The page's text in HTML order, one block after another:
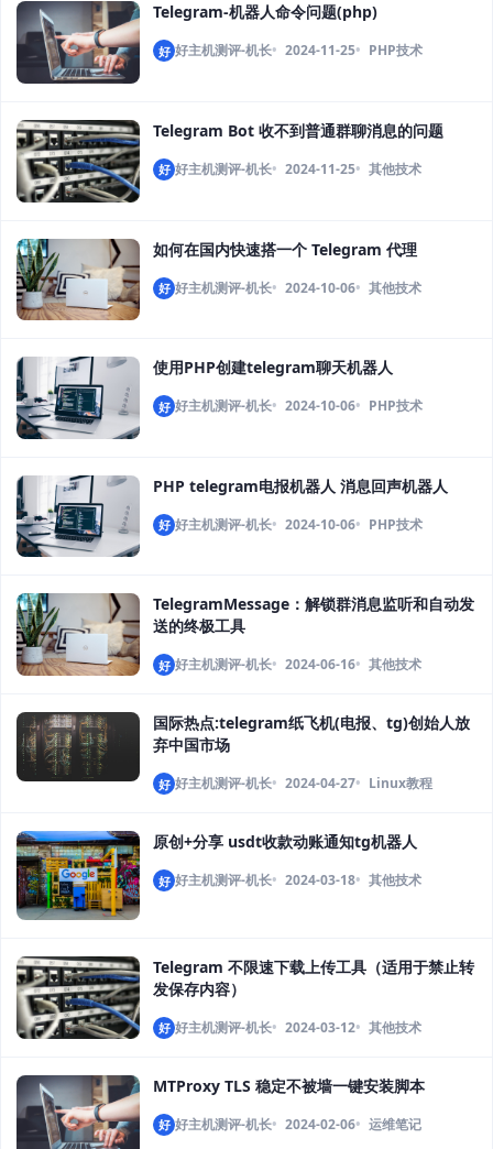
Telegram-机器人命令问题(php)
好 好主机测评-机长 2024-11-25 PHP技术
Telegram Bot 收不到普通群聊消息的问题
好 好主机测评-机长 2024-11-25 其他技术
如何在国内快速搭一个 Telegram 代理
好 好主机测评-机长 2024-10-06 其他技术
使用PHP创建telegram聊天机器人
好 好主机测评-机长 2024-10-06 PHP技术
PHP telegram电报机器人 消息回声机器人
好 好主机测评-机长 2024-10-06 PHP技术
TelegramMessage：解锁群消息监听和自动发
送的终极工具
好 好主机测评-机长 2024-06-16 其他技术
国际热点:telegram纸飞机(电报、tg)创始人放
弃中国市场
好 好主机测评-机长 2024-04-27 Linux教程
原创+分享 usdt收款动账通知tg机器人
好 好主机测评-机长 2024-03-18 其他技术
Telegram 不限速下载上传工具（适用于禁止转
发保存内容）
好 好主机测评-机长 2024-03-12 其他技术
MTProxy TLS 稳定不被墙一键安装脚本
好 好主机测评-机长 2024-02-06 运维笔记